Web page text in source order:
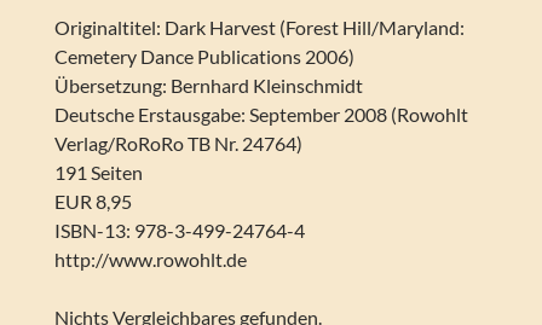
Originaltitel: Dark Harvest (Forest Hill/Maryland:
Cemetery Dance Publications 2006)
Übersetzung: Bernhard Kleinschmidt
Deutsche Erstausgabe: September 2008 (Rowohlt
Verlag/RoRoRo TB Nr. 24764)
191 Seiten
EUR 8,95
ISBN-13: 978-3-499-24764-4
http://www.rowohlt.de
Nichts Vergleichbares gefunden.